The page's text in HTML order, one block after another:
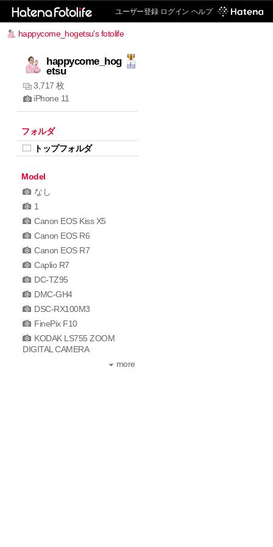
ユーザー登録 ログイン ヘルプ
happycome_hogetsu's fotolife
happycome_hog
etsu
3,717 枚
iPhone 11
フォルダ
トップフォルダ
Model
なし
1
Canon EOS Kiss X5
Canon EOS R6
Canon EOS R7
Caplio R7
DC-TZ95
DMC-GH4
DSC-RX100M3
FinePix F10
KODAK LS755 ZOOM
DIGITAL CAMERA
more